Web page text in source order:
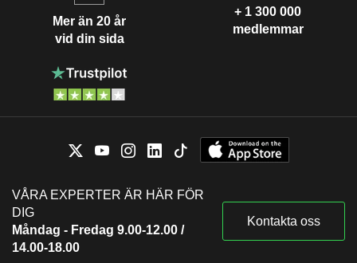
Mer än 20 år
vid din sida
+ 1 300 000
medlemmar
VÅRA EXPERTER ÄR HÄR FÖR
DIG
Måndag - Fredag 9.00-12.00 /
14.00-18.00
Kontakta oss